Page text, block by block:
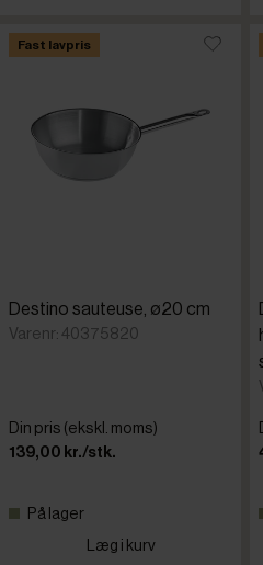
Fast lavpris
Destino sauteuse, ø20 cm
Varenr: 40375820
Din pris (ekskl. moms)
139,00 kr./stk.
På lager
Læg i kurv